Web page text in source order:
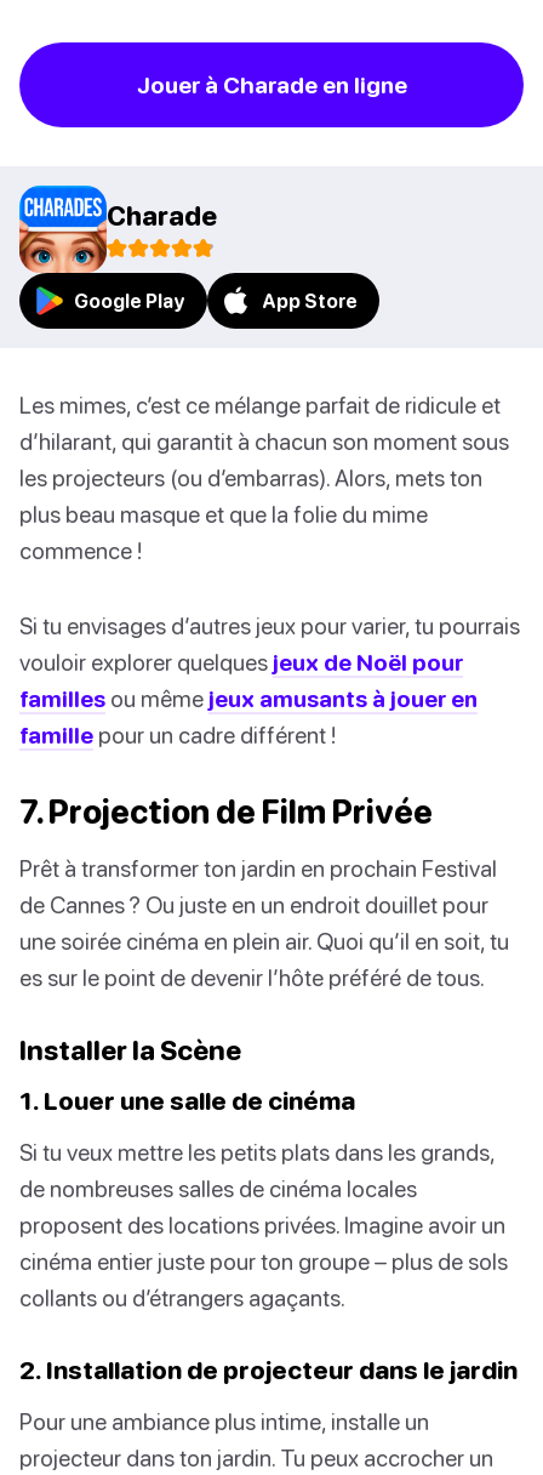
Jouer à Charade en ligne
Charade
Google Play App Store
Les mimes, c’est ce mélange parfait de ridicule et
d’hilarant, qui garantit à chacun son moment sous
les projecteurs (ou d’embarras). Alors, mets ton
plus beau masque et que la folie du mime
commence !
Si tu envisages d’autres jeux pour varier, tu pourrais
vouloir explorer quelques jeux de Noël pour
familles ou même jeux amusants à jouer en
famille pour un cadre différent !
7. Projection de Film Privée
Prêt à transformer ton jardin en prochain Festival
de Cannes ? Ou juste en un endroit douillet pour
une soirée cinéma en plein air. Quoi qu’il en soit, tu
es sur le point de devenir l’hôte préféré de tous.
Installer la Scène
1. Louer une salle de cinéma
Si tu veux mettre les petits plats dans les grands,
de nombreuses salles de cinéma locales
proposent des locations privées. Imagine avoir un
cinéma entier juste pour ton groupe – plus de sols
collants ou d’étrangers agaçants.
2. Installation de projecteur dans le jardin
Pour une ambiance plus intime, installe un
projecteur dans ton jardin. Tu peux accrocher un